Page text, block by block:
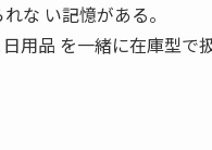
な い記憶がある。
用品 を一緒に在庫型で